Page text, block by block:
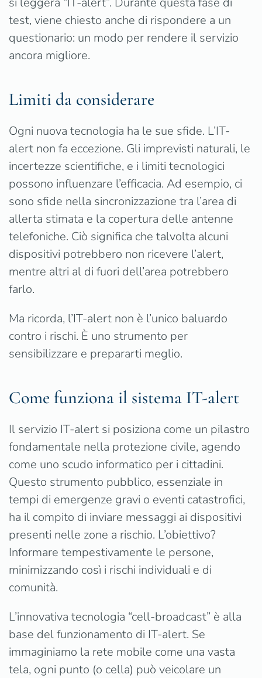
test, viene chiesto anche di rispondere a un
questionario: un modo per rendere il servizio
ancora migliore.
Limiti da considerare
Ogni nuova tecnologia ha le sue sfide. L’IT-
alert non fa eccezione. Gli imprevisti naturali, le
incertezze scientifiche, e i limiti tecnologici
possono influenzare l’efficacia. Ad esempio, ci
sono sfide nella sincronizzazione tra l’area di
allerta stimata e la copertura delle antenne
telefoniche. Ciò significa che talvolta alcuni
dispositivi potrebbero non ricevere l’alert,
mentre altri al di fuori dell’area potrebbero
farlo.
Ma ricorda, l’IT-alert non è l’unico baluardo
contro i rischi. È uno strumento per
sensibilizzare e prepararti meglio.
Come funziona il sistema IT-alert
Il servizio IT-alert si posiziona come un pilastro
fondamentale nella protezione civile, agendo
come uno scudo informatico per i cittadini.
Questo strumento pubblico, essenziale in
tempi di emergenze gravi o eventi catastrofici,
ha il compito di inviare messaggi ai dispositivi
presenti nelle zone a rischio. L’obiettivo?
Informare tempestivamente le persone,
minimizzando così i rischi individuali e di
comunità.
L’innovativa tecnologia “cell-broadcast” è alla
base del funzionamento di IT-alert. Se
immaginiamo la rete mobile come una vasta
tela, ogni punto (o cella) può veicolare un